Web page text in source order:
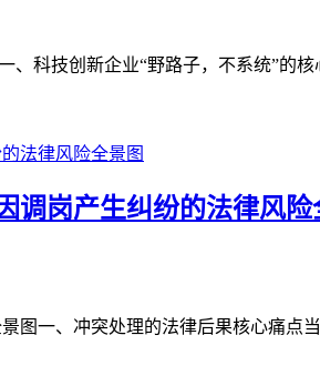
、科技创新企业“野路子，不系统”的
岗产生纠纷的法律风险
图一、冲突处理的法律后果核心痛点